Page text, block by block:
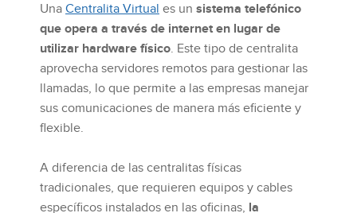
Una Centralita Virtual es un sistema telefónico
que opera a través de internet en lugar de
utilizar hardware físico. Este tipo de centralita
aprovecha servidores remotos para gestionar las
llamadas, lo que permite a las empresas manejar
sus comunicaciones de manera más eficiente y
flexible.
A diferencia de las centralitas físicas
tradicionales, que requieren equipos y cables
específicos instalados en las oficinas, la